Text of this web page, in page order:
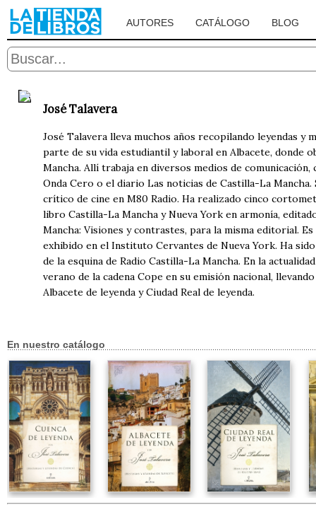
AUTORES CATÁLOGO BLOG
José Talavera
José Talavera lleva muchos años recopilando leyendas y
parte de su vida estudiantil y laboral en Albacete, donde
Mancha. Allí trabaja en diversos medios de
Onda Cero o el diario Las noticias de Castilla-La
crítico de cine en M80 Radio. Ha realizado cinco
libro Castilla-La Mancha y Nueva York en armonía,
Mancha: Visiones y contrastes, para la misma editorial.
exhibido en el Instituto Cervantes de Nueva York. Ha
de la esquina de Radio Castilla-La Mancha. En la
verano de la cadena Cope en su emisión nacional,
Albacete de leyenda y Ciudad Real de leyenda.
En nuestro catálogo